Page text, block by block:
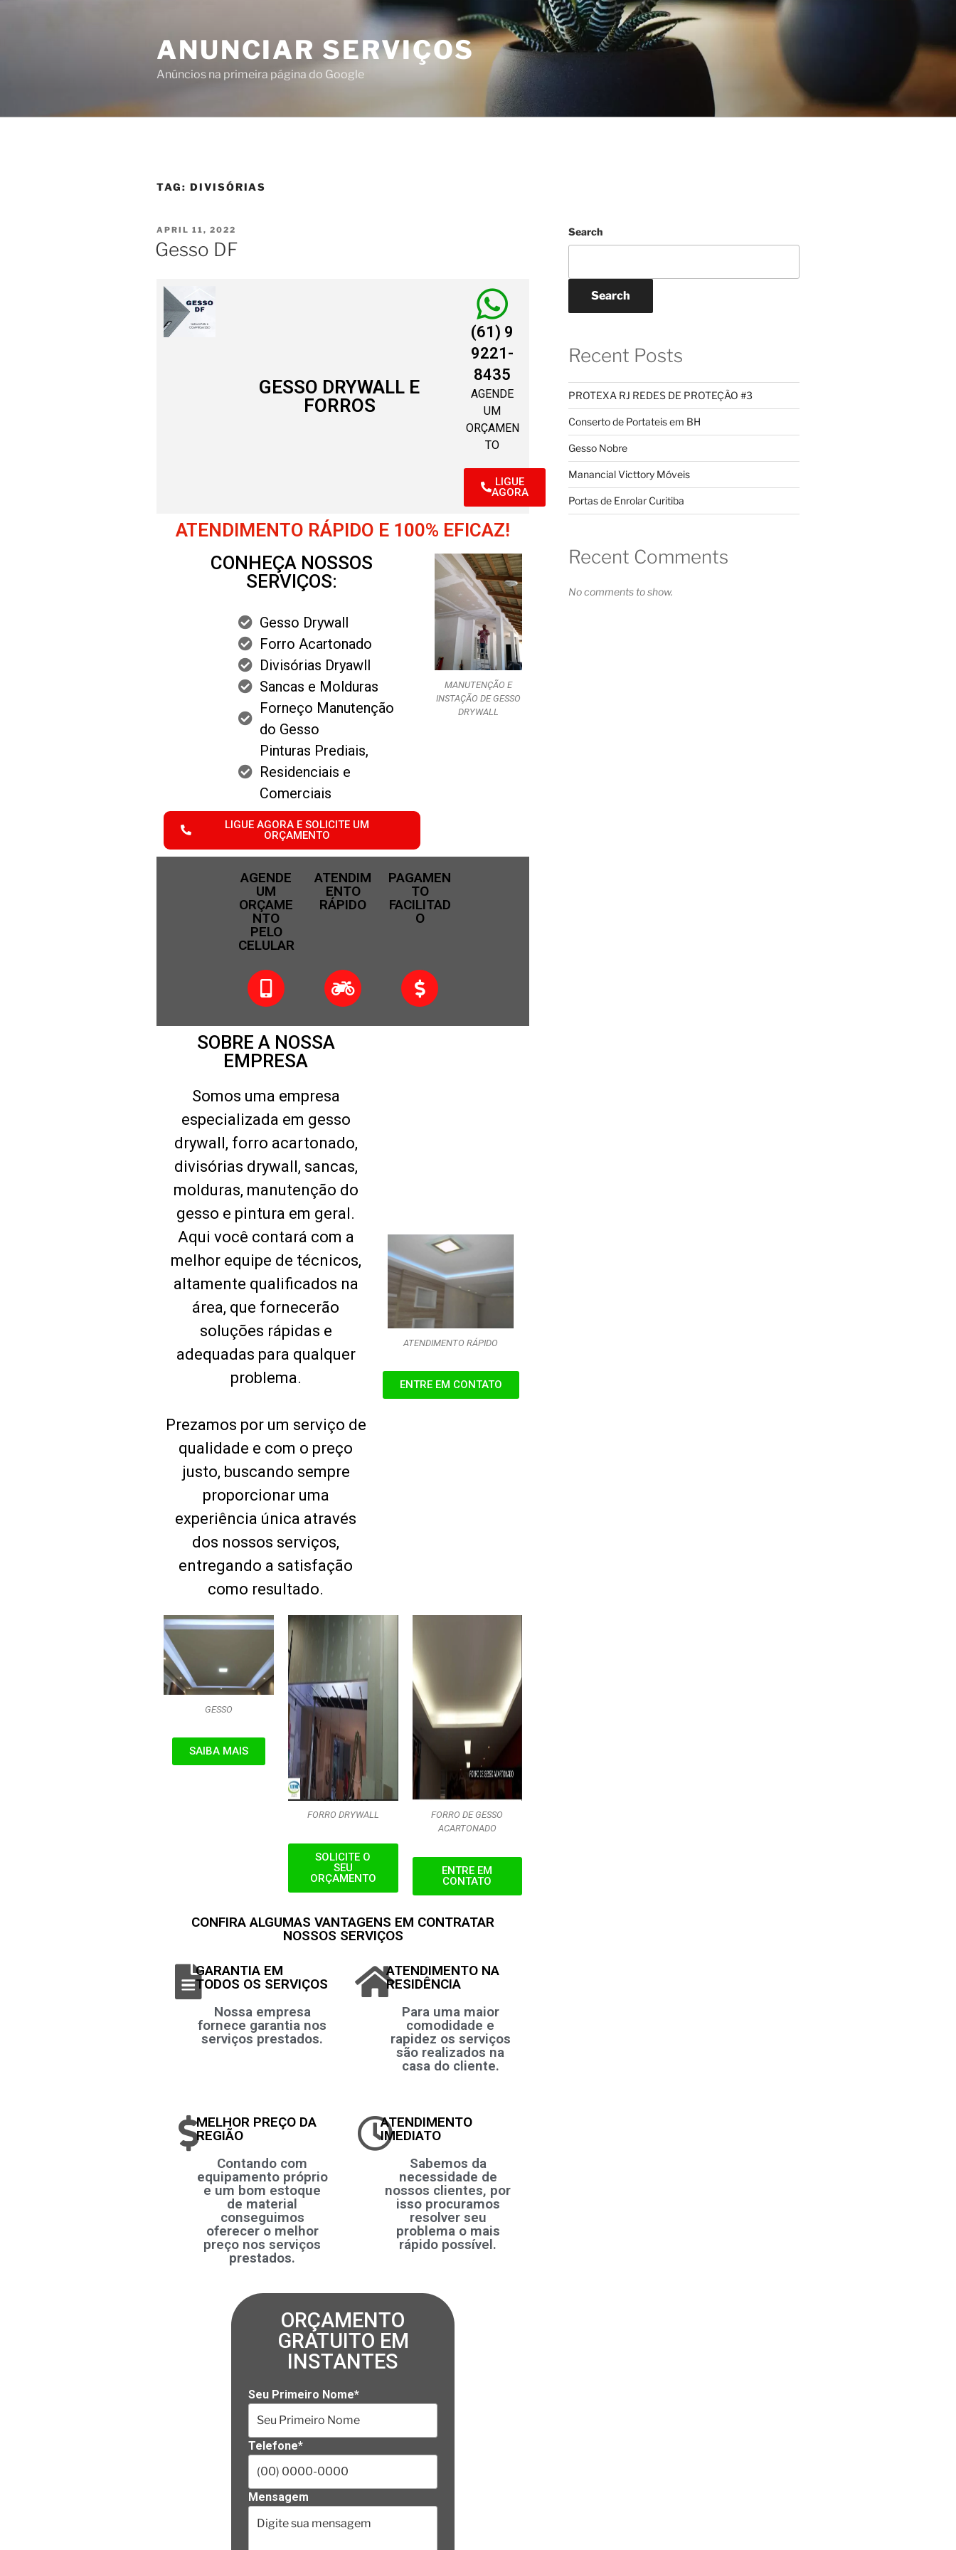
ANUNCIAR SERVIÇOS
Anúncios na primeira página do Google
TAG: DIVISÓRIAS
APRIL 11, 2022
Gesso DF
GESSO DRYWALL E
FORROS
(61) 9
9221-
8435
AGENDE
UM
ORÇAMEN
TO
LIGUE
AGORA
ATENDIMENTO RÁPIDO E 100% EFICAZ!
CONHEÇA NOSSOS
SERVIÇOS:
Gesso Drywall
Forro Acartonado
Divisórias Dryawll
Sancas e Molduras
Forneço Manutenção
do Gesso
Pinturas Prediais,
Residenciais e
Comerciais
LIGUE AGORA E SOLICITE UM
ORÇAMENTO
MANUTENÇÃO E
INSTAÇÃO DE GESSO
DRYWALL
AGENDE
UM
ORÇAME
NTO
PELO
CELULAR
ATENDIM
ENTO
RÁPIDO
PAGAMEN
TO
FACILITAD
O
SOBRE A NOSSA
EMPRESA
Somos uma empresa
especializada em gesso
drywall, forro acartonado,
divisórias drywall, sancas,
molduras, manutenção do
gesso e pintura em geral.
Aqui você contará com a
melhor equipe de técnicos,
altamente qualificados na
área, que fornecerão
soluções rápidas e
adequadas para qualquer
problema.
Prezamos por um serviço de
qualidade e com o preço
justo, buscando sempre
proporcionar uma
experiência única através
dos nossos serviços,
entregando a satisfação
como resultado.
ATENDIMENTO RÁPIDO
ENTRE EM CONTATO
GESSO
SAIBA MAIS
FORRO DRYWALL
SOLICITE O
SEU
ORÇAMENTO
FORRO DE GESSO
ACARTONADO
ENTRE EM
CONTATO
CONFIRA ALGUMAS VANTAGENS EM CONTRATAR
NOSSOS SERVIÇOS
GARANTIA EM
TODOS OS SERVIÇOS
Nossa empresa
fornece garantia nos
serviços prestados.
ATENDIMENTO NA
RESIDÊNCIA
Para uma maior
comodidade e
rapidez os serviços
são realizados na
casa do cliente.
MELHOR PREÇO DA
REGIÃO
Contando com
equipamento próprio
e um bom estoque
de material
conseguimos
oferecer o melhor
preço nos serviços
prestados.
ATENDIMENTO
IMEDIATO
Sabemos da
necessidade de
nossos clientes, por
isso procuramos
resolver seu
problema o mais
rápido possível.
ORÇAMENTO
GRATUITO EM
INSTANTES
Seu Primeiro Nome*
Telefone*
Mensagem
Search
Search
Recent Posts
PROTEXA RJ REDES DE PROTEÇÃO #3
Conserto de Portateis em BH
Gesso Nobre
Manancial Victtory Móveis
Portas de Enrolar Curitiba
Recent Comments
No comments to show.